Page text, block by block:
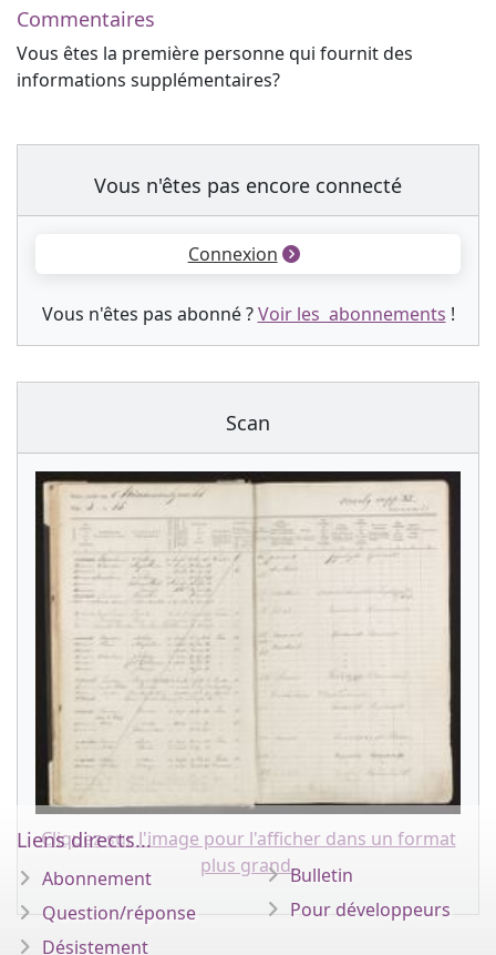
Commentaires
Vous êtes la première personne qui fournit des
informations supplémentaires?
Vous n'êtes pas encore connecté
Connexion
Vous n'êtes pas abonné ?Voir les abonnements !
Scan
Cliquez sur l'image pour l'afficher dans un format
plus grand.
Liens directs...
Abonnement
Question/réponse
Désistement
Bulletin
Pour développeurs